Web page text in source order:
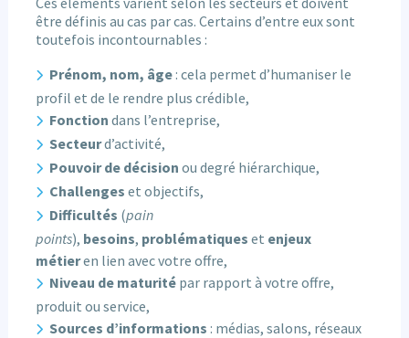
être définis au cas par cas. Certains d’entre eux sont
toutefois incontournables :
Prénom, nom, âge : cela permet d’humaniser le
profil et de le rendre plus crédible,
Fonction dans l’entreprise,
Secteurd’activité,
Pouvoir de décision ou degré hiérarchique,
Challenges et objectifs,
Difficultés (pain
points), besoins, problématiques et enjeux
métieren lien avec votre offre,
Niveau de maturité par rapport à votre offre,
produit ou service,
Sources d’informations : médias, salons, réseaux